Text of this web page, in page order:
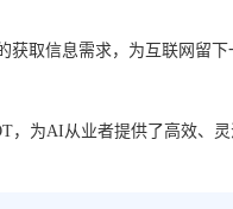
取信息需求，为互联网留下
，为AI从业者提供了高效、